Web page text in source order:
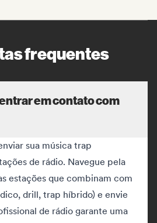
frequentes
em contato com
sua música trap
de rádio. Navegue pela
estações que combinam com
drill, trap híbrido) e envie
de rádio garante uma